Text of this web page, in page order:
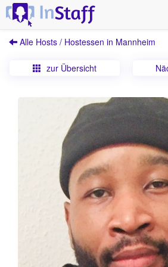
Alle Hosts / Hostessen in Mannheim
zur Übersicht